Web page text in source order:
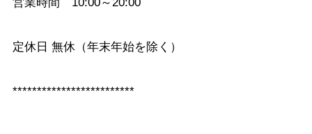
定休日 無休（年末年始を除く）
*************************